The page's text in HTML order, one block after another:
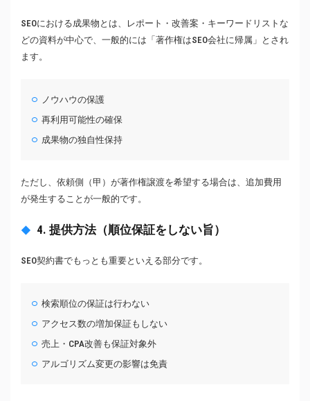
SEOにおける成果物とは、レポート・改善案・キーワードリストな
どの資料が中心で、一般的には「著作権はSEO会社に帰属」とされ
ます。
ノウハウの保護
再利用可能性の確保
成果物の独自性保持
ただし、依頼側（甲）が著作権譲渡を希望する場合は、追加費用
が発生することが一般的です。
4. 提供方法（順位保証をしない旨）
SEO契約書でもっとも重要といえる部分です。
検索順位の保証は行わない
アクセス数の増加保証もしない
売上・CPA改善も保証対象外
アルゴリズム変更の影響は免責